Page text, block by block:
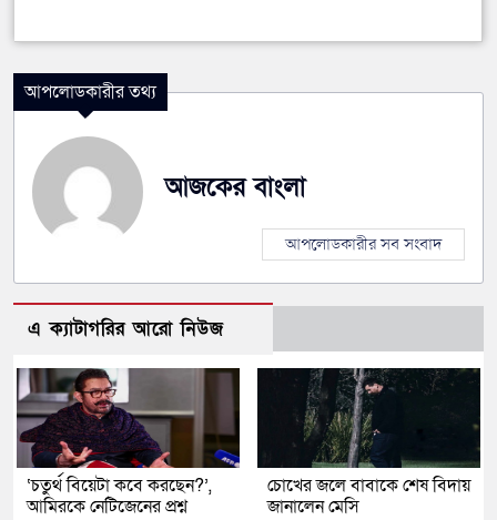
আপলোডকারীর তথ্য
আজকের বাংলা
আপলোডকারীর সব সংবাদ
এ ক্যাটাগরির আরো নিউজ
‘চতুর্থ বিয়েটা কবে করছেন?’,
আমিরকে নেটিজেনের প্রশ্ন
চোখের জলে বাবাকে শেষ বিদায়
জানালেন মেসি